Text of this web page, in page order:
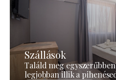
Szállások
Találd meg
legjobban illik a